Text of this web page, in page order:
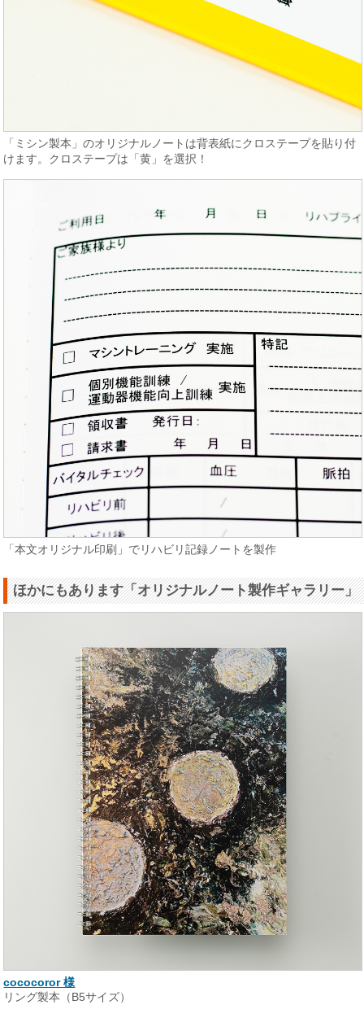
「ミシン製本」のオリジナルノートは背表紙にクロステープを貼り付
けます。クロステープは「黄」を選択！
「本文オリジナル印刷」でリハビリ記録ノートを製作
ほかにもあります「オリジナルノート製作ギャラリー」
cococoror 様
リング製本（B5サイズ）